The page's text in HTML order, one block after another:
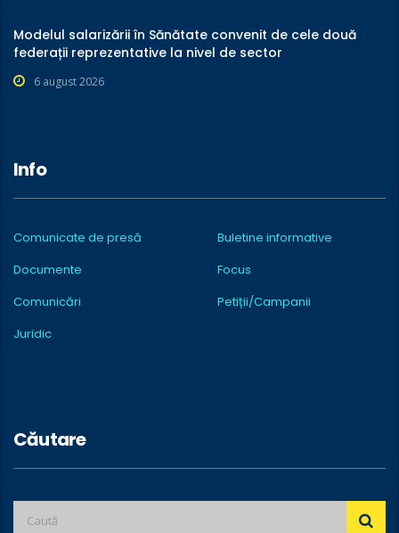
Modelul salarizării în Sănătate convenit de cele două
federații reprezentative la nivel de sector
6 august 2026
Info
Comunicate de presă
Buletine informative
Documente
Focus
Comunicări
Petiții/Campanii
Juridic
Căutare